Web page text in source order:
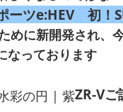
ーツe:HEV 初！
めに新開発され、
なっております
ZR-V